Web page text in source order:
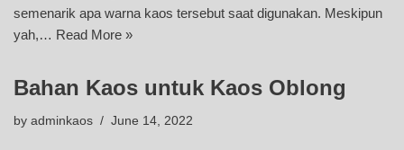
semenarik apa warna kaos tersebut saat digunakan. Meskipun
yah,… Read More »
Bahan Kaos untuk Kaos Oblong
by adminkaos June 14, 2022